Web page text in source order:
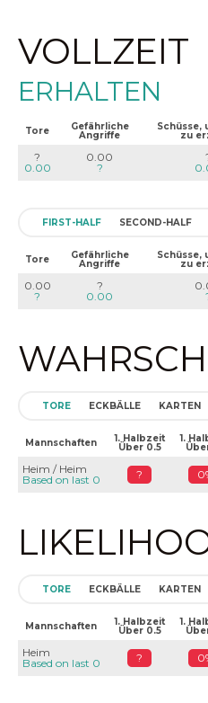
VOLLZEIT
ERHALTEN
Tore Gefährliche
Angriffe
Schüsse,
zu
?
0.00
0.00
?
FIRST-HALF SECOND-HALF
Tore Gefährliche
Angriffe
Schüsse,
zu
0.00
?
?
0.00
TORE ECKBÄLLE KARTEN
Mannschaften 1. Halbzeit
Über 0.5
1.
Heim / Heim
Based on last 0
?
TORE ECKBÄLLE KARTEN
Mannschaften 1. Halbzeit
Über 0.5
1.
Heim
Based on last 0
?